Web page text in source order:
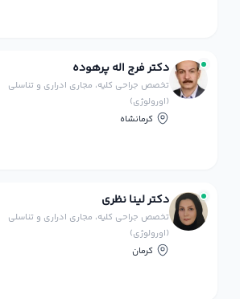
دکتر فرج اله پرهوده
تخصص جراحی کلیه، مجاری ادراری و تناسلی
(اورولوژی)
کرمانشاه
دکتر لینا نظری
تخصص جراحی کلیه، مجاری ادراری و تناسلی
(اورولوژی)
کرمان